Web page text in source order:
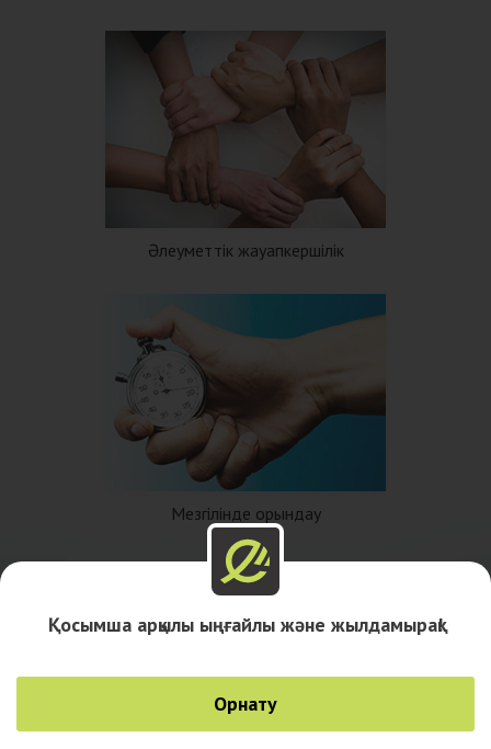
Әлеуметтік жауапкершілік
Мезгілінде орындау
Қосымша арқылы ыңғайлы және жылдамырақ!
Орнату